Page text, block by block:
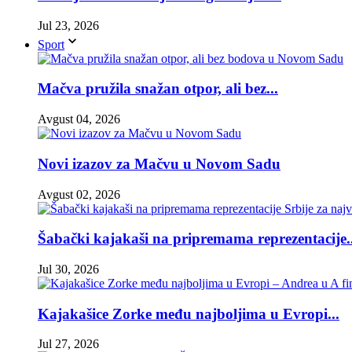
Jul 23, 2026
Sport
Mačva pružila snažan otpor, ali bez...
Avgust 04, 2026
Novi izazov za Mačvu u Novom Sadu
Avgust 02, 2026
Šabački kajakaši na pripremama
Jul 30, 2026
Kajakašice Zorke među najboljima u Evropi...
Jul 27, 2026